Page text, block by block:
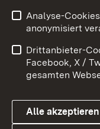
Impressum
Barrierefreiheit
Cookies
Analyse-
anonymisiert
Drittanbieter-
Facebook, X /
gesamten
Alle akzeptieren